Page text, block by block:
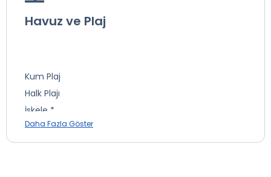
North Beach Boutique Otel Atakum Merkez'inde olup
eğlence mekanları ile iç içedir.
Çamaşırhane *
İnternet
Split Klima
Transfer Hizmeti *
Havuz ve Plaj
Kum Plaj
Halk Plajı
İskele *
Mavi Bayraklı Plaj
Kum ve Çakıl Plaj
Daha Fazla Göster